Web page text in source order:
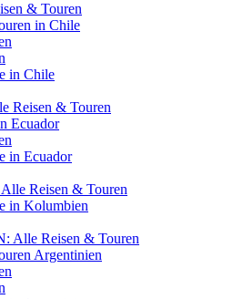
& Touren
in Chile
in Chile
Reisen & Touren
Ecuador
in Ecuador
Reisen & Touren
in Kolumbien
Alle Reisen & Touren
Argentinien